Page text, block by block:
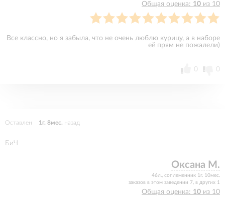
Общая оценка: 10 из 10
Все классно, но я забыла, что не очень люблю курицу, а в наборе
еë прям не пожалели)
0 0
Оставлен 1г. 8мес. назад
БиЧ
Оксана М.
46л., соплеменник 1г. 10мес.
заказов в этом заведении 7, в других 1
Общая оценка: 10 из 10